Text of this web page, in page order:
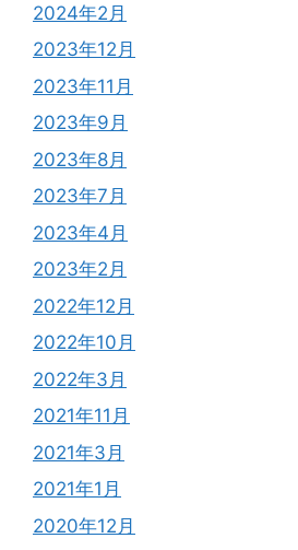
2024年2月
2023年12月
2023年11月
2023年9月
2023年8月
2023年7月
2023年4月
2023年2月
2022年12月
2022年10月
2022年3月
2021年11月
2021年3月
2021年1月
2020年12月